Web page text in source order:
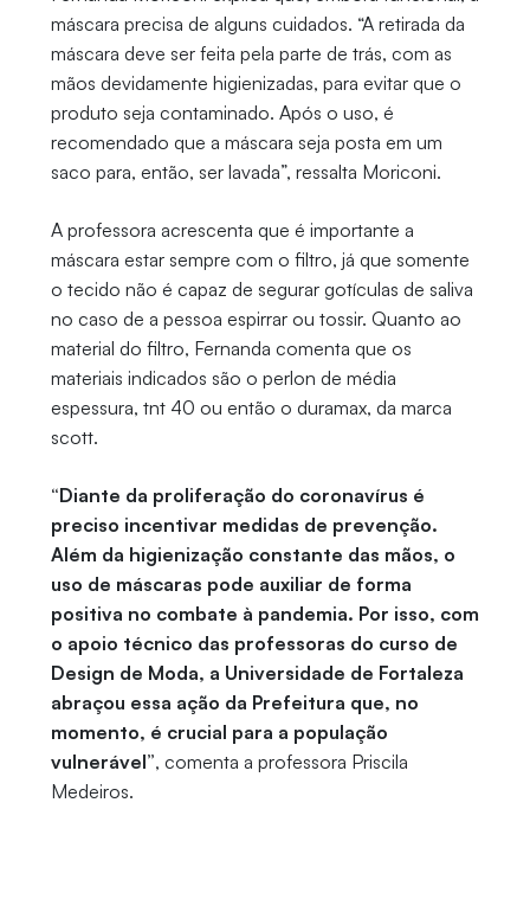
máscara precisa de alguns cuidados. “A retirada da
máscara deve ser feita pela parte de trás, com as
mãos devidamente higienizadas, para evitar que o
produto seja contaminado. Após o uso, é
recomendado que a máscara seja posta em um
saco para, então, ser lavada”, ressalta Moriconi.
A professora acrescenta que é importante a
máscara estar sempre com o filtro, já que somente
o tecido não é capaz de segurar gotículas de saliva
no caso de a pessoa espirrar ou tossir. Quanto ao
material do filtro, Fernanda comenta que os
materiais indicados são o perlon de média
espessura, tnt 40 ou então o duramax, da marca
scott.
“Diante da proliferação do coronavírus é
preciso incentivar medidas de prevenção.
Além da higienização constante das mãos, o
uso de máscaras pode auxiliar de forma
positiva no combate à pandemia. Por isso, com
o apoio técnico das professoras do curso de
Design de Moda, a Universidade de Fortaleza
abraçou essa ação da Prefeitura que, no
momento, é crucial para a população
vulnerável”, comenta a professora Priscila
Medeiros.